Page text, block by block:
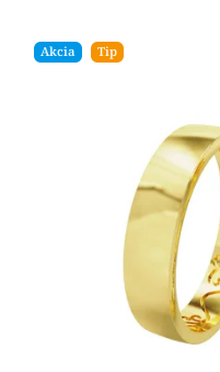
Akcia Tip